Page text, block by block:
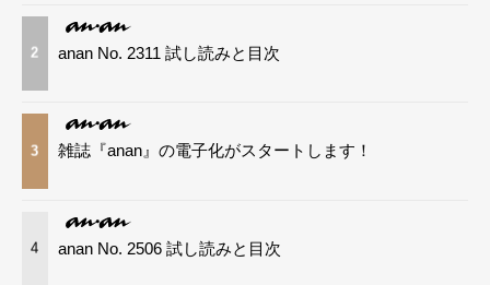
2 anan No. 2311 試し読みと目次
3 雑誌『anan』の電子化がスタートします！
4 anan No. 2506 試し読みと目次